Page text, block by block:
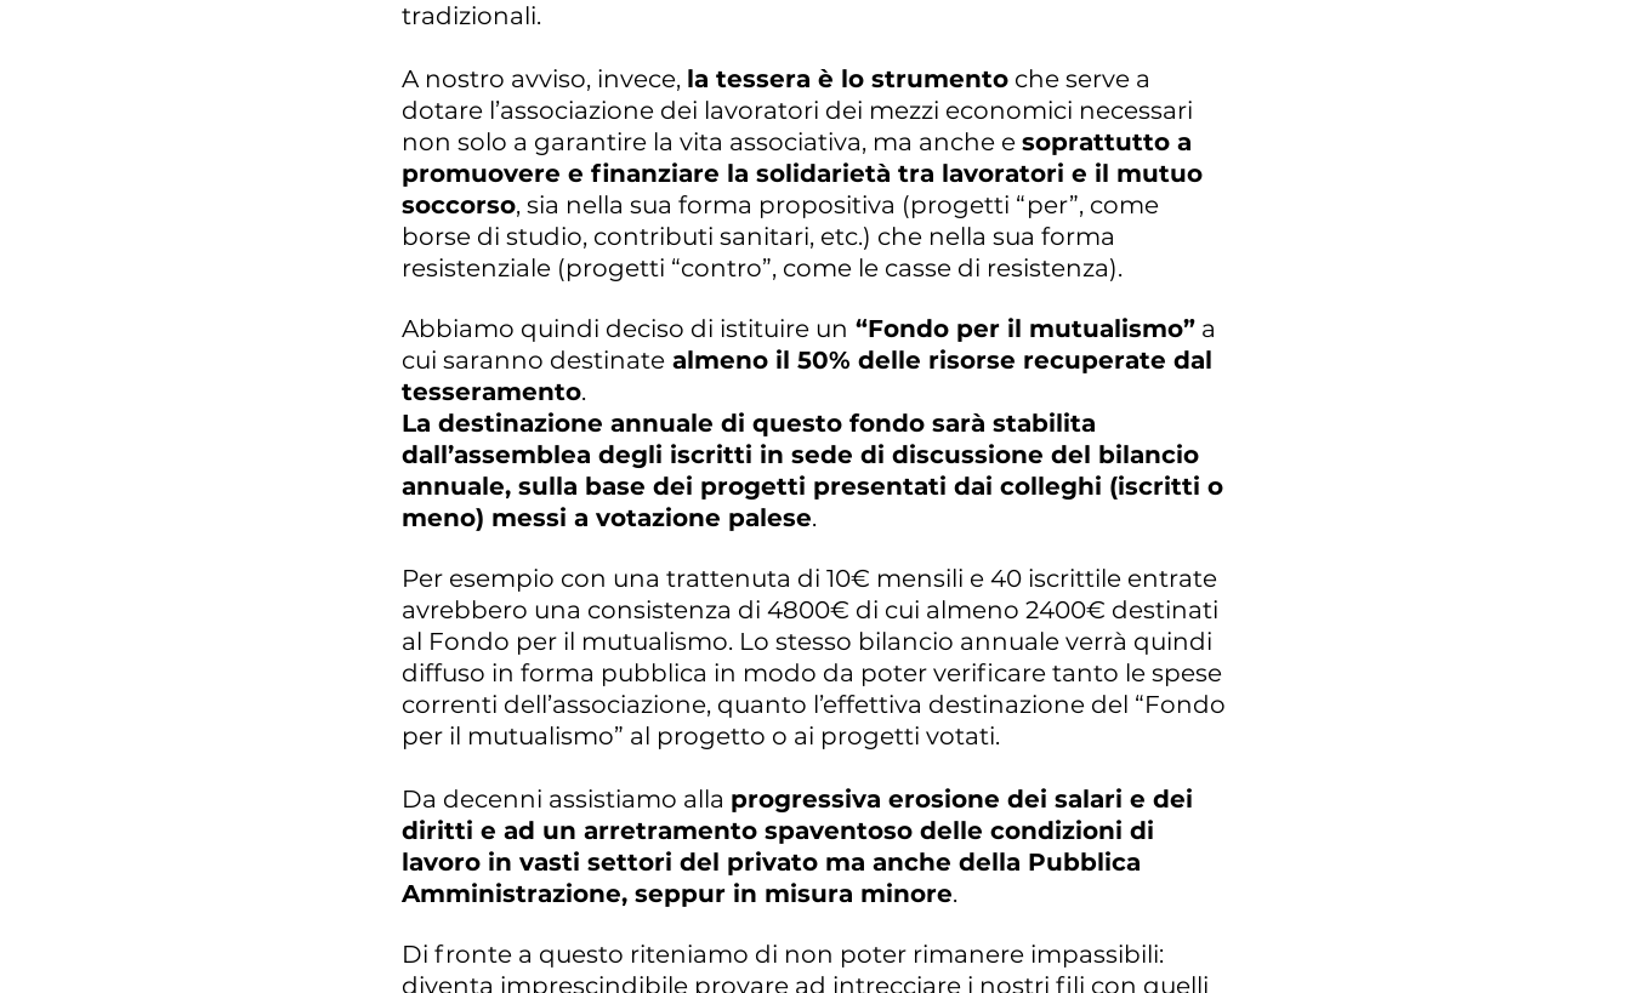
tradizionali.
A nostro avviso, invece, la tessera è lo strumento che serve a
dotare l’associazione dei lavoratori dei mezzi economici necessari
non solo a garantire la vita associativa, ma anche e soprattutto a
promuovere e finanziare la solidarietà tra lavoratori e il mutuo
soccorso, sia nella sua forma propositiva (progetti “per”, come
borse di studio, contributi sanitari, etc.) che nella sua forma
resistenziale (progetti “contro”, come le casse di resistenza).
Abbiamo quindi deciso di istituire un “Fondo per il mutualismo” a
cui saranno destinate almeno il 50% delle risorse recuperate dal
tesseramento.
La destinazione annuale di questo fondo sarà stabilita
dall’assemblea degli iscritti in sede di discussione del bilancio
annuale, sulla base dei progetti presentati dai colleghi (iscritti o
meno) messi a votazione palese.
Per esempio con una trattenuta di 10€ mensili e 40 iscrittile entrate
avrebbero una consistenza di 4800€ di cui almeno 2400€ destinati
al Fondo per il mutualismo. Lo stesso bilancio annuale verrà quindi
diffuso in forma pubblica in modo da poter verificare tanto le spese
correnti dell’associazione, quanto l’effettiva destinazione del “Fondo
per il mutualismo” al progetto o ai progetti votati.
Da decenni assistiamo alla progressiva erosione dei salari e dei
diritti e ad un arretramento spaventoso delle condizioni di
lavoro in vasti settori del privato ma anche della Pubblica
Amministrazione, seppur in misura minore.
Di fronte a questo riteniamo di non poter rimanere impassibili:
diventa imprescindibile provare ad intrecciare i nostri fili con quelli